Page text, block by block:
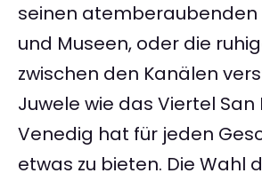
seinen atemberaubenden
und Museen, oder die
zwischen den Kanälen
Juwele wie das Viertel San
Venedig hat für jeden
etwas zu bieten. Die Wahl